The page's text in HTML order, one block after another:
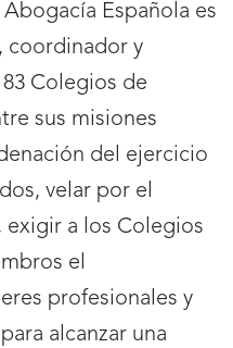
Española es
coordinador y
Colegios de
sus misiones
del ejercicio
velar por el
a los Colegios
el
profesionales y
alcanzar una